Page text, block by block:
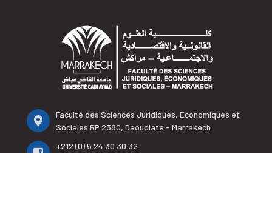
Faculté des Sciences Juridiques, Economiques et
Sociales BP 2380, Daoudiate - Marrakech
+212 (0) 5 24 30 30 32